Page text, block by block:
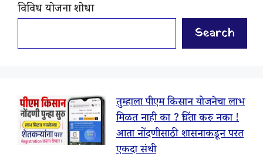
विविध योजना शोधा
Search
तुम्हाला पीएम किसान योजनेचा लाभ
मिळत नाही का ? चिंता करु नका !
आता नोंदणीसाठी शासनाकडून परत
एकदा संधी